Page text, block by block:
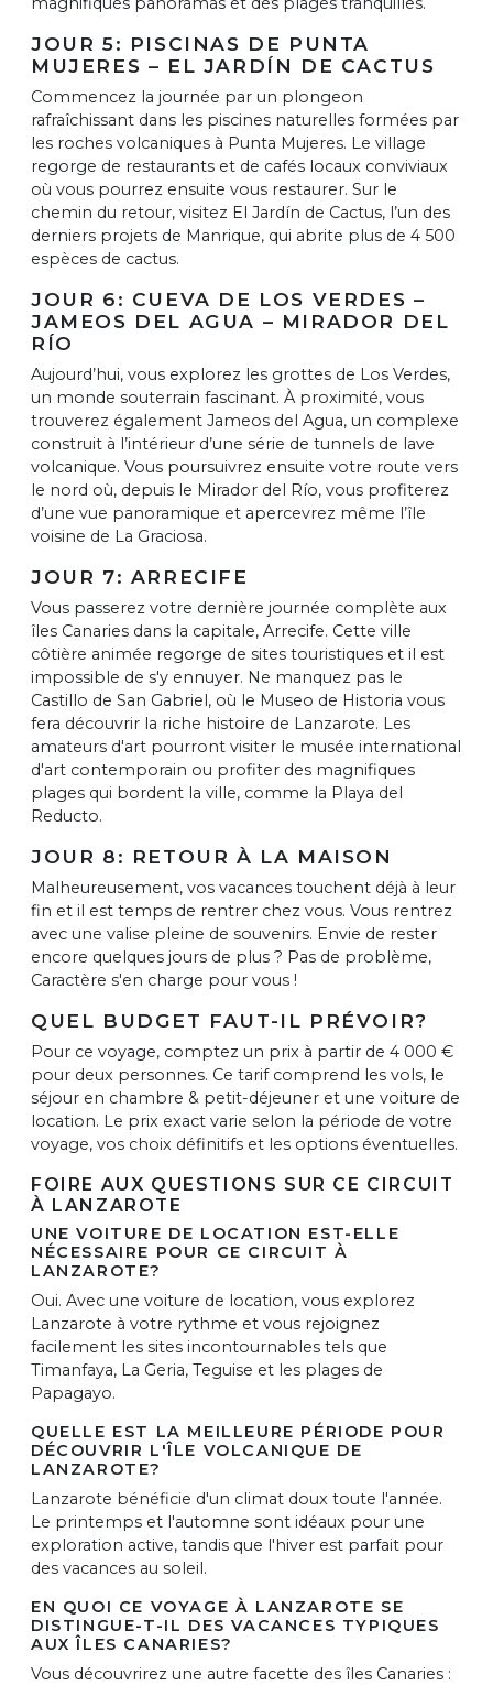
JOUR 5: PISCINAS DE PUNTA
MUJERES – EL JARDÍN DE CACTUS
Commencez la journée par un plongeon
rafraîchissant dans les piscines naturelles formées par
les roches volcaniques à Punta Mujeres. Le village
regorge de restaurants et de cafés locaux conviviaux
où vous pourrez ensuite vous restaurer. Sur le
chemin du retour, visitez El Jardín de Cactus, l’un des
derniers projets de Manrique, qui abrite plus de 4 500
espèces de cactus.
JOUR 6: CUEVA DE LOS VERDES –
JAMEOS DEL AGUA – MIRADOR DEL
RÍO
Aujourd’hui, vous explorez les grottes de Los Verdes,
un monde souterrain fascinant. À proximité, vous
trouverez également Jameos del Agua, un complexe
construit à l’intérieur d’une série de tunnels de lave
volcanique. Vous poursuivrez ensuite votre route vers
le nord où, depuis le Mirador del Río, vous profiterez
d’une vue panoramique et apercevrez même l’île
voisine de La Graciosa.
JOUR 7: ARRECIFE
Vous passerez votre dernière journée complète aux
îles Canaries dans la capitale, Arrecife. Cette ville
côtière animée regorge de sites touristiques et il est
impossible de s'y ennuyer. Ne manquez pas le
Castillo de San Gabriel, où le Museo de Historia vous
fera découvrir la riche histoire de Lanzarote. Les
amateurs d'art pourront visiter le musée international
d'art contemporain ou profiter des magnifiques
plages qui bordent la ville, comme la Playa del
Reducto.
JOUR 8: RETOUR À LA MAISON
Malheureusement, vos vacances touchent déjà à leur
fin et il est temps de rentrer chez vous. Vous rentrez
avec une valise pleine de souvenirs. Envie de rester
encore quelques jours de plus ? Pas de problème,
Caractère s'en charge pour vous !
QUEL BUDGET FAUT-IL PRÉVOIR?
Pour ce voyage, comptez un prix à partir de 4 000 €
pour deux personnes. Ce tarif comprend les vols, le
séjour en chambre & petit-déjeuner et une voiture de
location. Le prix exact varie selon la période de votre
voyage, vos choix définitifs et les options éventuelles.
FOIRE AUX QUESTIONS SUR CE CIRCUIT
À LANZAROTE
UNE VOITURE DE LOCATION EST-ELLE
NÉCESSAIRE POUR CE CIRCUIT À
LANZAROTE?
Oui. Avec une voiture de location, vous explorez
Lanzarote à votre rythme et vous rejoignez
facilement les sites incontournables tels que
Timanfaya, La Geria, Teguise et les plages de
Papagayo.
QUELLE EST LA MEILLEURE PÉRIODE POUR
DÉCOUVRIR L'ÎLE VOLCANIQUE DE
LANZAROTE?
Lanzarote bénéficie d'un climat doux toute l'année.
Le printemps et l'automne sont idéaux pour une
exploration active, tandis que l'hiver est parfait pour
des vacances au soleil.
EN QUOI CE VOYAGE À LANZAROTE SE
DISTINGUE-T-IL DES VACANCES TYPIQUES
AUX ÎLES CANARIES?
Vous découvrirez une autre facette des îles Canaries :